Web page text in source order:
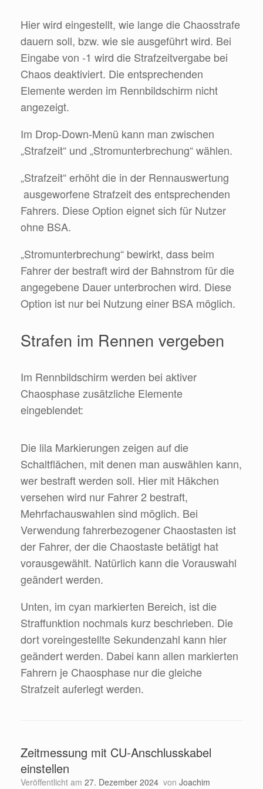
Hier wird eingestellt, wie lange die Chaosstrafe
dauern soll, bzw. wie sie ausgeführt wird. Bei
Eingabe von -1 wird die Strafzeitvergabe bei
Chaos deaktiviert. Die entsprechenden
Elemente werden im Rennbildschirm nicht
angezeigt.
Im Drop-Down-Menü kann man zwischen
„Strafzeit“ und „Stromunterbrechung“ wählen.
„Strafzeit“ erhöht die in der Rennauswertung
ausgeworfene Strafzeit des entsprechenden
Fahrers. Diese Option eignet sich für Nutzer
ohne BSA.
„Stromunterbrechung“ bewirkt, dass beim
Fahrer der bestraft wird der Bahnstrom für die
angegebene Dauer unterbrochen wird. Diese
Option ist nur bei Nutzung einer BSA möglich.
Strafen im Rennen vergeben
Im Rennbildschirm werden bei aktiver
Chaosphase zusätzliche Elemente
eingeblendet:
Die lila Markierungen zeigen auf die
Schaltflächen, mit denen man auswählen kann,
wer bestraft werden soll. Hier mit Häkchen
versehen wird nur Fahrer 2 bestraft,
Mehrfachauswahlen sind möglich. Bei
Verwendung fahrerbezogener Chaostasten ist
der Fahrer, der die Chaostaste betätigt hat
vorausgewählt. Natürlich kann die Vorauswahl
geändert werden.
Unten, im cyan markierten Bereich, ist die
Straffunktion nochmals kurz beschrieben. Die
dort voreingestellte Sekundenzahl kann hier
geändert werden. Dabei kann allen markierten
Fahrern je Chaosphase nur die gleiche
Strafzeit auferlegt werden.
Zeitmessung mit CU-Anschlusskabel
einstellen
Veröffentlicht am 27. Dezember 2024 von Joachim